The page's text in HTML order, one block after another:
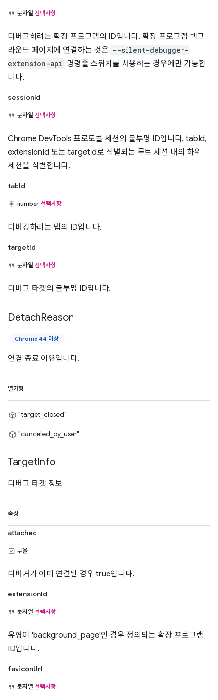
문자열 선택사항
디버그하려는 확장 프로그램의 ID입니다. 확장 프로그램 백그
라운드 페이지에 연결하는 것은 --silent-debugger-
extension-api 명령줄 스위치를 사용하는 경우에만 가능합
니다.
sessionId
문자열 선택사항
Chrome DevTools 프로토콜 세션의 불투명 ID입니다. tabId,
extensionId 또는 targetId로 식별되는 루트 세션 내의 하위
세션을 식별합니다.
tabId
number 선택사항
디버깅하려는 탭의 ID입니다.
targetId
문자열 선택사항
디버그 타겟의 불투명 ID입니다.
DetachReason
Chrome 44 이상
연결 종료 이유입니다.
열거형
"target_closed"
"canceled_by_user"
TargetInfo
디버그 타겟 정보
속성
attached
부울
디버거가 이미 연결된 경우 true입니다.
extensionId
문자열 선택사항
유형이 'background_page'인 경우 정의되는 확장 프로그램
ID입니다.
faviconUrl
문자열 선택사항